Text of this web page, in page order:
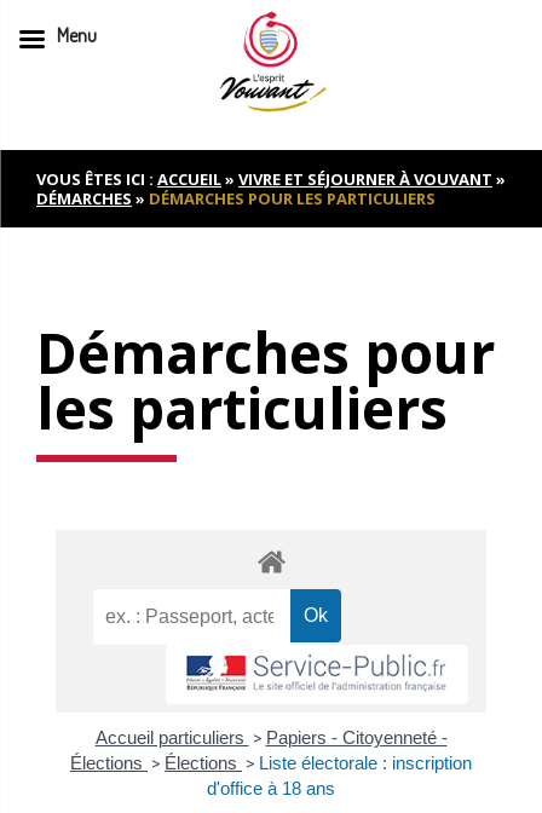
to
contentVOUS ÊTES ICI : ACCUEIL» VIVRE ET SÉJOURNER À VOUVANT »
DÉMARCHES » DÉMARCHES POUR LES PARTICULIERS
Démarches pour
les particuliers
Accueil particuliers > Papiers - Citoyenneté -
Élections > Élections > Liste électorale : inscription
d'office à 18 ans
Menu